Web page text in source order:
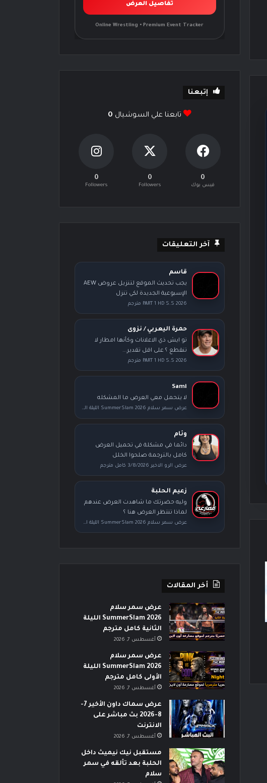
تفاصيل العرض
Online Wrestling • Premium Event Tracker
إتبعنا
تابعنا علي السوشيال 0
0
فيس بوك
0
Followers
0
Followers
آخر التعليقات
قاسم
يجب تحديث الموقع لتنزيل عروض AEW
الإسبوعية الجديدة لكي تنزل
PART 1 HD S.S 2026 مترجم
حمرة اليعربي / نزوى
تو ايش ذي الاعلانات وكأنها امطار لا
تنقطع ؟ على اقل تقدير...
PART 1 HD S.S 2026 مترجم
Sami
لا يتحمل معي العرض ما المشكله
عرض سمر سلام SummerSlam 2026 الليلة الثانية كامل مترجم
وئام
دائما في مشكلة في تحميل العرض
كامل بالترجمة صلحوا الخلل
عرض الرو الاخير 3/8/2026 كامل مترجم
زعيم الحلبة
وليه حضرتك ما شاهدت العرض عندهم
لماذا تنتظر العرض هنا ؟
عرض سمر سلام SummerSlam 2026 الليلة الأولى كامل مترجم
أخر المقالات
عرض سمر سلام
SummerSlam 2026 الليلة
الثانية كامل مترجم
أغسطس 7, 2026
عرض سمر سلام
SummerSlam 2026 الليلة
الأولى كامل مترجم
أغسطس 7, 2026
عرض سماك داون الأخير 7-
8-2026 بث مباشر على
الانترنت
أغسطس 7, 2026
مستقبل نيك نيميث داخل
الحلبة بعد تألقه في سمر
سلام